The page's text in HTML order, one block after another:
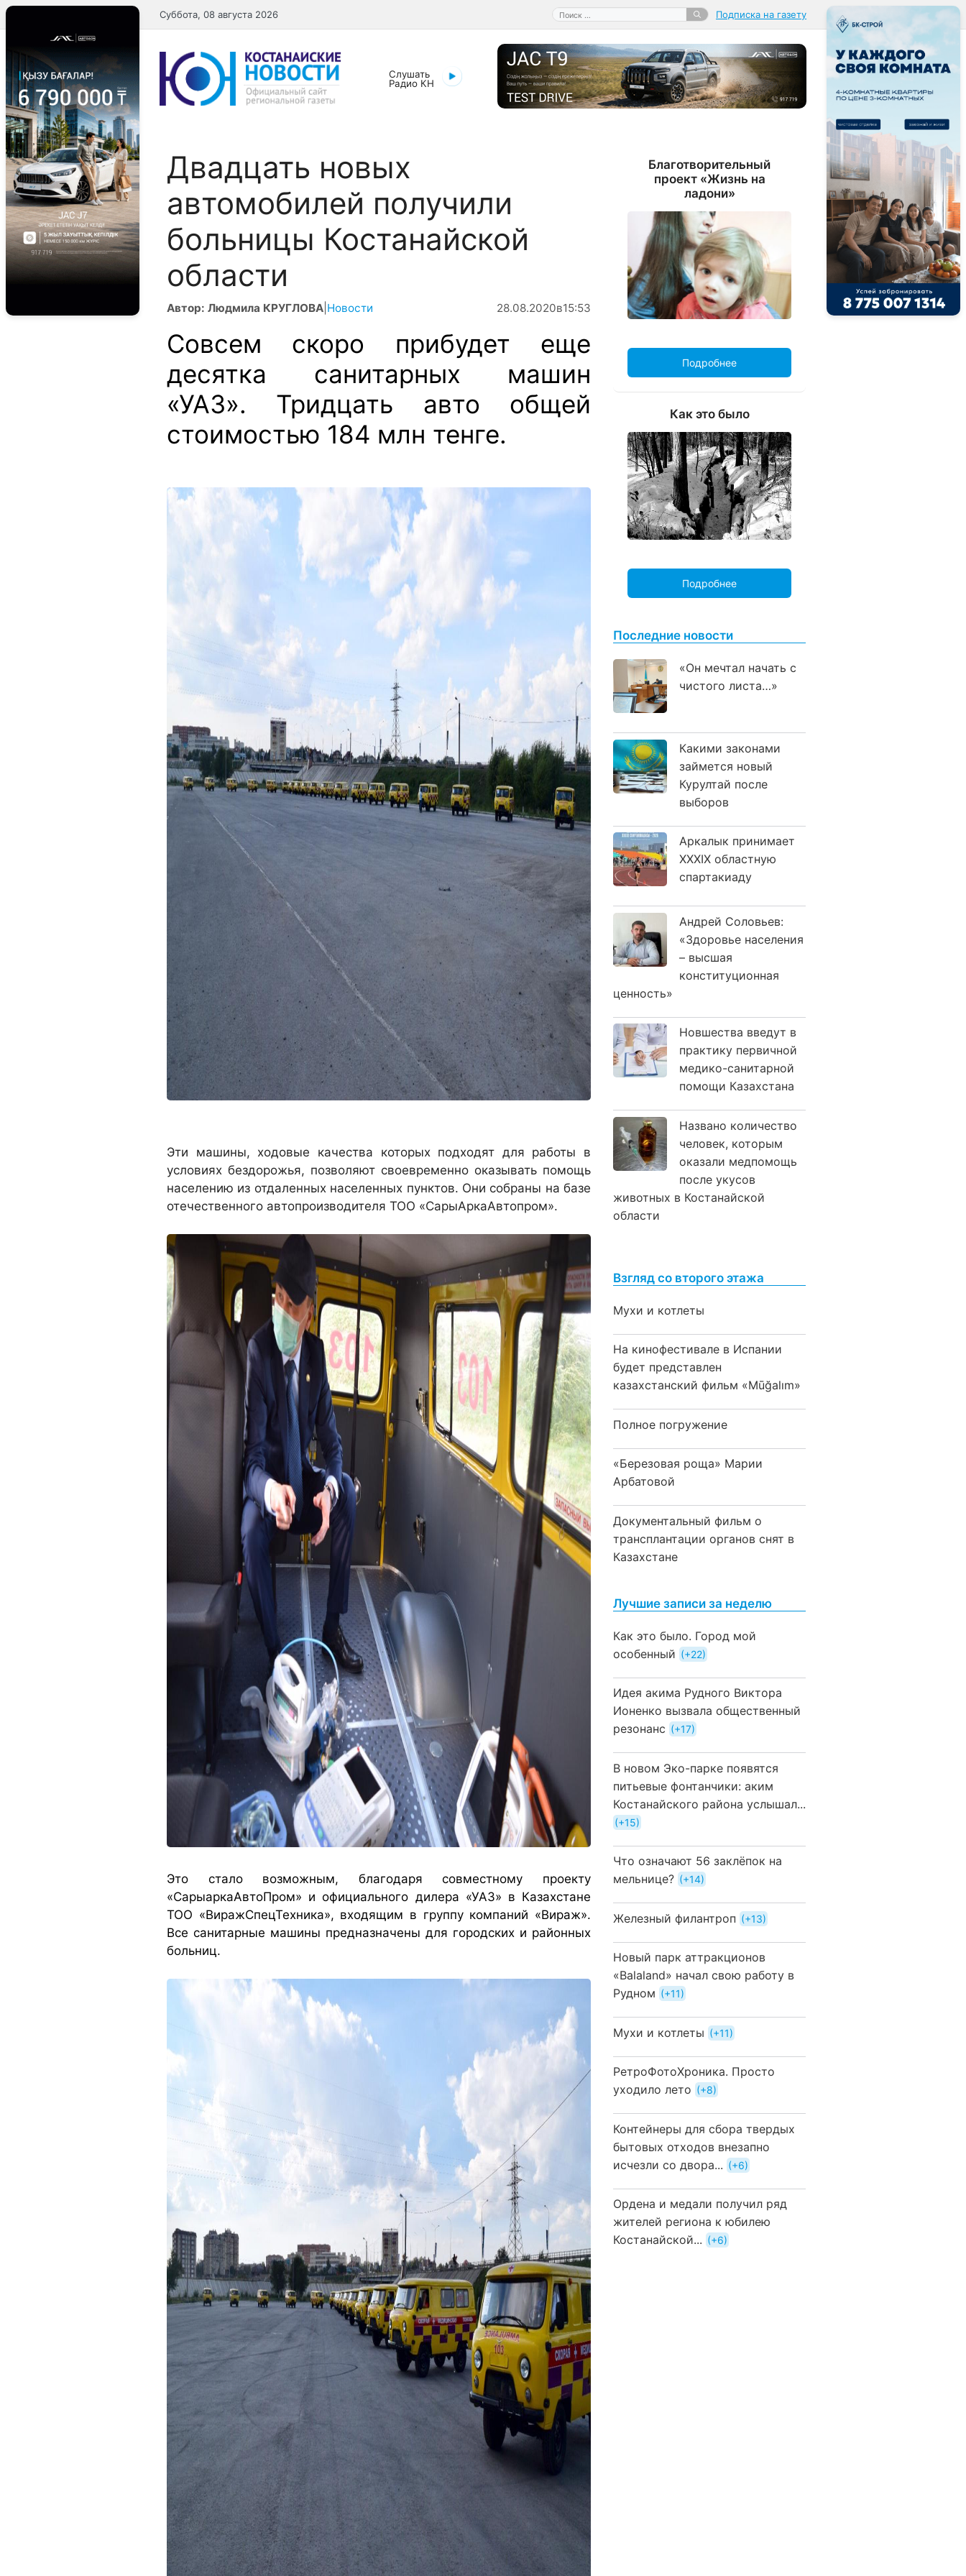
Перейти
к
содержимому
Поиск:
Суббота, 08 августа 2026 Подписка на газету
Слушать
Радио КН
Двадцать новых
автомобилей получили
больницы Костанайской
области
Автор: Людмила КРУГЛОВА Новости 28.08.2020в15:53
Совсем скоро прибудет еще
десятка санитарных машин
«УАЗ». Тридцать авто общей
стоимостью 184 млн тенге.
Эти машины, ходовые качества которых подходят для работы в
условиях бездорожья, позволяют своевременно оказывать помощь
населению из отдаленных населенных пунктов. Они собраны на базе
отечественного автопроизводителя ТОО «СарыАркаАвтопром».
Это стало возможным, благодаря совместному проекту
«СарыаркаАвтоПром» и официального дилера «УАЗ» в Казахстане
ТОО «ВиражСпецТехника», входящим в группу компаний «Вираж».
Все санитарные машины предназначены для городских и районных
больниц.
Благотворительный
проект «Жизнь на
ладони»
Подробнее
Как это было
Подробнее
Последние новости
«Он мечтал начать с
чистого листа…»
Какими законами
займется новый
Курултай после
выборов
Аркалык принимает
XXXIX областную
спартакиаду
Андрей Соловьев:
«Здоровье населения
– высшая
конституционная
ценность»
Новшества введут в
практику первичной
медико-санитарной
помощи Казахстана
Названо количество
человек, которым
оказали медпомощь
после укусов
животных в Костанайской
области
Взгляд со второго этажа
Мухи и котлеты
На кинофестивале в Испании
будет представлен
казахстанский фильм «Mūğalım»
Полное погружение
«Березовая роща» Марии
Арбатовой
Документальный фильм о
трансплантации органов снят в
Казахстане
Лучшие записи за неделю
Как это было. Город мой
особенный
+22
Идея акима Рудного Виктора
Ионенко вызвала общественный
резонанс
+17
В новом Эко-парке появятся
питьевые фонтанчики: аким
Костанайского района услышал...
+15
Что означают 56 заклёпок на
мельнице?
+14
Железный филантроп +13
Новый парк аттракционов
«Balaland» начал свою работу в
Рудном
+11
Мухи и котлеты +11
РетроФотоХроника. Просто
уходило лето
+8
Контейнеры для сбора твердых
бытовых отходов внезапно
исчезли со двора...
+6
Ордена и медали получил ряд
жителей региона к юбилею
Костанайской...
+6